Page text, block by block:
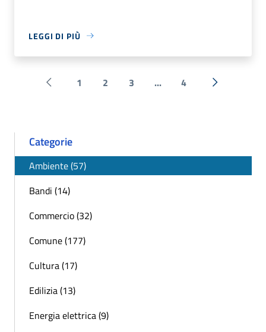
LEGGI DI PIÙ
Pagina precedente
1 2 3 ... 4 Successiva
Categorie
Ambiente (57)
Bandi (14)
Commercio (32)
Comune (177)
Cultura (17)
Edilizia (13)
Energia elettrica (9)